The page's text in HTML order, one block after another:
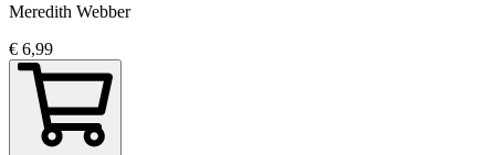
Meredith Webber
€ 6,99